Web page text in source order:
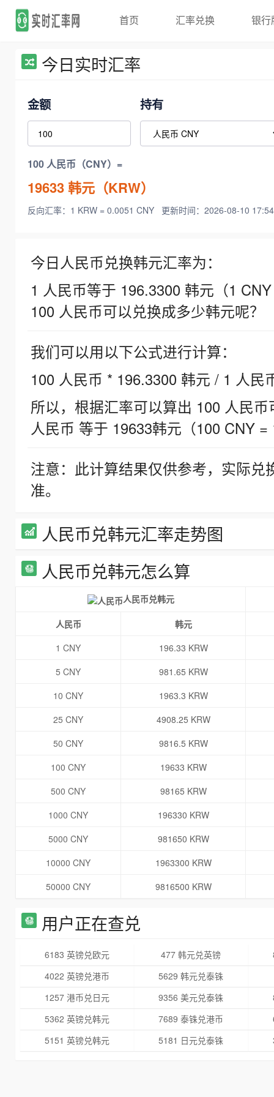
首页 汇率兑换 银行
今日实时汇率
金额 持有
100 人民币（CNY）=
19633韩元（KRW）
反向汇率：1 KRW = 0.0051 CNY 更新时间：2026-08-10
今日人民币兑换韩元汇率为：
1 人民币等于 196.3300 韩元（1
100 人民币可以兑换成多少韩元呢？
我们可以用以下公式进行计算：
100 人民币 * 196.3300 韩元 / 1 人民
所以，根据汇率可以算出 100 人民
人民币 等于 19633韩元（100 CNY =
注意：此计算结果仅供参考，实际
准。
人民币兑韩元汇率走势图
人民币兑韩元怎么算
人民币兑韩元
人民币
韩元
1 CNY
196.33 KRW
5 CNY
981.65 KRW
10 CNY
1963.3 KRW
25 CNY
4908.25 KRW
50 CNY
9816.5 KRW
100 CNY
19633 KRW
500 CNY
98165 KRW
1000 CNY
196330 KRW
5000 CNY
981650 KRW
10000 CNY
1963300 KRW
50000 CNY
9816500 KRW
用户正在查兑
6183 英镑兑欧元 477 韩元兑英镑
4022 英镑兑港币
5629 韩元兑泰铢
1257 港币兑日元
9356 美元兑泰铢
5362 英镑兑韩元
7689 泰铢兑港币
5151 英镑兑韩元
5181 日元兑泰铢